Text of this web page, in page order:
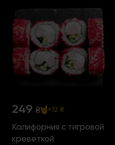
249 ₴ +12 ₴
Калифорния с тигровой
креветкой